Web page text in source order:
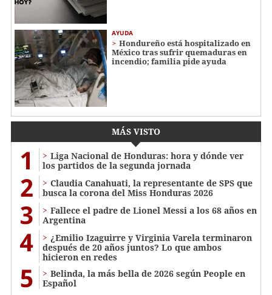
AYUDA
Hondureño está hospitalizado en
México tras sufrir quemaduras en
incendio; familia pide ayuda
MÁS VISTO
1
Liga Nacional de Honduras: hora y dónde ver
los partidos de la segunda jornada
2
Claudia Canahuati, la representante de SPS que
busca la corona del Miss Honduras 2026
3
Fallece el padre de Lionel Messi a los 68 años en
Argentina
4
¿Emilio Izaguirre y Virginia Varela terminaron
después de 20 años juntos? Lo que ambos
hicieron en redes
5
Belinda, la más bella de 2026 según People en
Español